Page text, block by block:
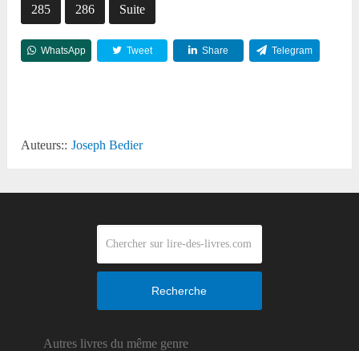
285 286 Suite
WhatsApp Tweet Share Telegram
Auteurs:: Joseph Bedier
Recherche
Autres livres du même genre